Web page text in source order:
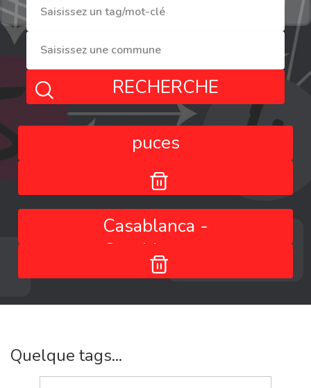
RECHERCHE
puces
Casablanca -
Casablanca -
Casablanca-Settat -
Maroc
Quelque tags...